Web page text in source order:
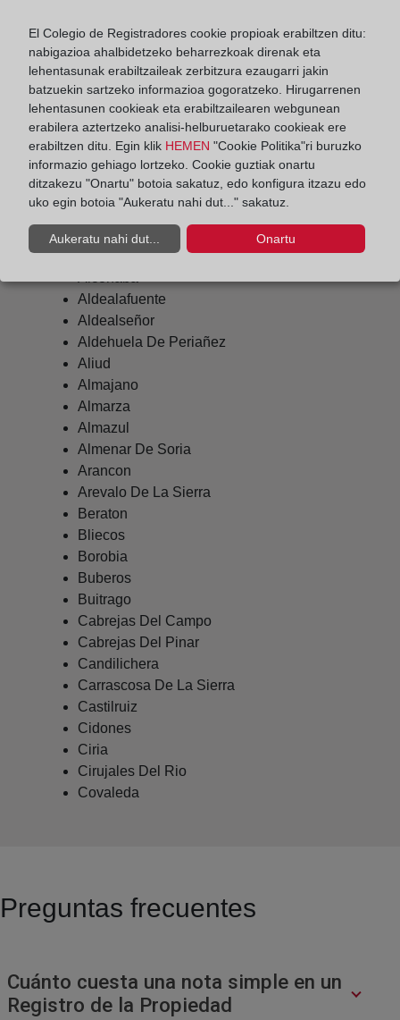
Delegado de Protección de Datos:
dpo@corpme.es
Otros municipios incluidos en el
distrito hipotecario
Abejar
Agreda
Aldealafuente
Aldealseñor
Aldehuela De Periañez
Aliud
Almajano
Almarza
Almazul
Almenar De Soria
Arancon
Arevalo De La Sierra
Beraton
Bliecos
Borobia
Buberos
Buitrago
Cabrejas Del Campo
Cabrejas Del Pinar
Candilichera
Carrascosa De La Sierra
Castilruiz
Cidones
Ciria
Cirujales Del Rio
Covaleda
Preguntas frecuentes
Cuánto cuesta una nota simple en un
Registro de la Propiedad
El Colegio de Registradores cookie propioak erabiltzen ditu:
nabigazioa ahalbidetzeko beharrezkoak direnak eta
lehentasunak erabiltzaileak zerbitzura ezaugarri jakin
batzuekin sartzeko informazioa gogoratzeko. Hirugarrenen
lehentasunen cookieak eta erabiltzailearen webgunean
erabilera aztertzeko analisi-helburuetarako cookieak ere
erabiltzen ditu. Egin klik HEMEN "Cookie Politika"ri buruzko
informazio gehiago lortzeko. Cookie guztiak onartu
ditzakezu "Onartu" botoia sakatuz, edo konfigura itzazu edo
uko egin botoia "Aukeratu nahi dut..." sakatuz.
Aukeratu nahi dut... Onartu